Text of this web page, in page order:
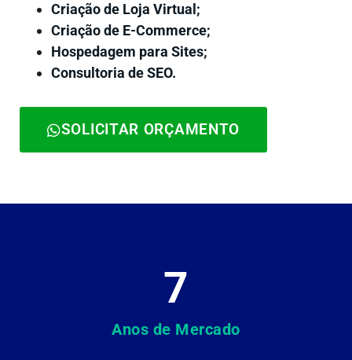
Criação de Loja Virtual;
Criação de E-Commerce;
Hospedagem para Sites;
Consultoria de SEO.
SOLICITAR ORÇAMENTO
Anos de Mercado
7